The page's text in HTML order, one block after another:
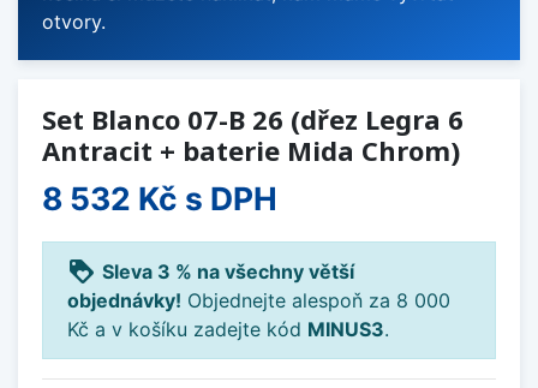
otvory.
Set Blanco 07-B 26 (dřez Legra 6
Antracit + baterie Mida Chrom)
8 532 Kč s DPH
loyalty Sleva 3 % na všechny větší
objednávky! Objednejte alespoň za 8 000
Kč a v košíku zadejte kód MINUS3.